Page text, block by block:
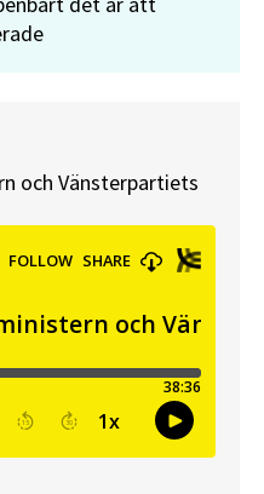
och Vänsterpartiets